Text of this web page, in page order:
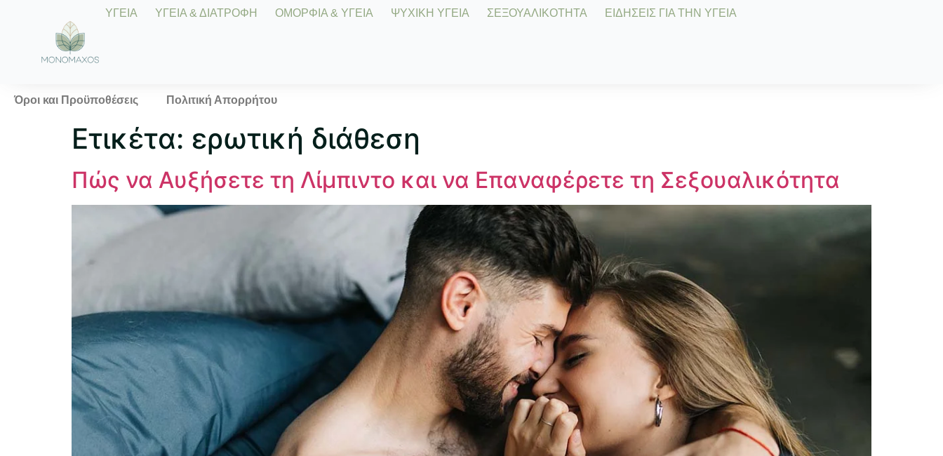
ΥΓΕΙΑ ΥΓΕΙΑ & ΔΙΑΤΡΟΦΗ ΟΜΟΡΦΙΑ & ΥΓΕΙΑ ΨΥΧΙΚΗ ΥΓΕΙΑ ΣΕΞΟΥΑΛΙΚΟΤΗΤΑ ΕΙΔΗΣΕΙΣ ΓΙΑ ΤΗΝ ΥΓΕΙΑ
Όροι και Προϋποθέσεις Πολιτική Απορρήτου
Ετικέτα: ερωτική διάθεση
Πώς να Αυξήσετε τη Λίμπιντο και να Επαναφέρετε τη Σεξουαλικότητα